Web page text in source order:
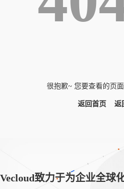
很抱歉~ 您要查看的页
返回首页 返
Vecloud致力于为企业全球